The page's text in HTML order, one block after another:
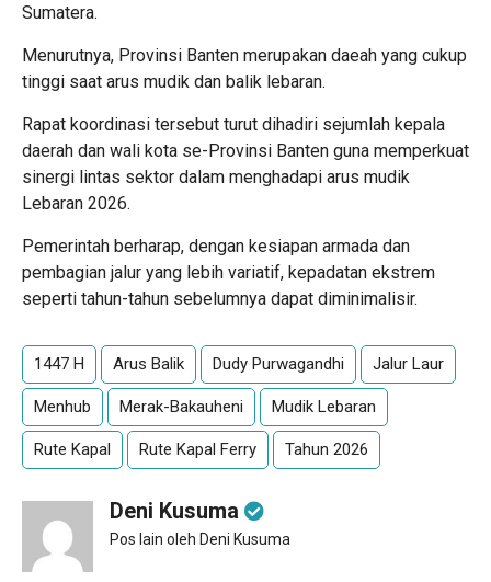
Sumatera.
Menurutnya, Provinsi Banten merupakan daeah yang cukup
tinggi saat arus mudik dan balik lebaran.
Rapat koordinasi tersebut turut dihadiri sejumlah kepala
daerah dan wali kota se-Provinsi Banten guna memperkuat
sinergi lintas sektor dalam menghadapi arus mudik
Lebaran 2026.
Pemerintah berharap, dengan kesiapan armada dan
pembagian jalur yang lebih variatif, kepadatan ekstrem
seperti tahun-tahun sebelumnya dapat diminimalisir.
1447 H Arus Balik Dudy Purwagandhi Jalur Laur
Menhub Merak-Bakauheni Mudik Lebaran
Rute Kapal Rute Kapal Ferry Tahun 2026
Deni Kusuma
Pos lain oleh Deni Kusuma